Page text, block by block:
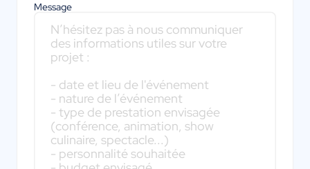
Message